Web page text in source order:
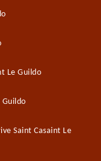
Le Guildo
Guildo
Saint Casaint Le